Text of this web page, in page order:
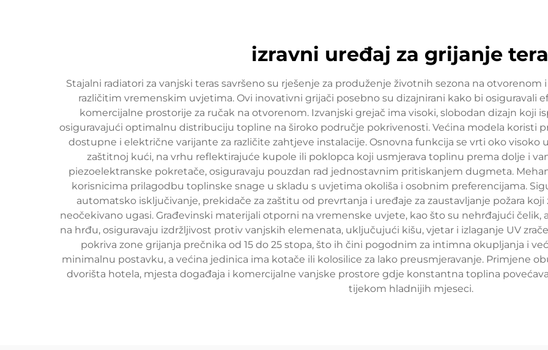
izravni uređaj za grijanje
Stajalni radiatori za vanjski teras savršeno su rješenje za produženje životnih sezona na
različitim vremenskim uvjetima. Ovi inovativni grijači posebno su dizajnirani kako bi osiguravali
komercijalne prostorije za ručak na otvorenom. Izvanjski grejač ima visoki, slobodan dizajn koji
osiguravajući optimalnu distribuciju topline na široko područje pokrivenosti. Većina modela koristi
dostupne i električne varijante za različite zahtjeve instalacije. Osnovna funkcija se vrti oko
zaštitnoj kući, na vrhu reflektirajuće kupole ili poklopca koji usmjerava toplinu prema dolje i
piezoelektranske pokretače, osiguravaju pouzdan rad jednostavnim pritiskanjem dugmeta.
korisnicima prilagodbu toplinske snage u skladu s uvjetima okoliša i osobnim preferencijama.
automatsko isključivanje, prekidače za zaštitu od prevrtanja i uređaje za zaustavljanje požara
neočekivano ugasi. Građevinski materijali otporni na vremenske uvjete, kao što su nehrđajući
na hrđu, osiguravaju izdržljivost protiv vanjskih elemenata, uključujući kišu, vjetar i izlaganje UV
pokriva zone grijanja prečnika od 15 do 25 stopa, što ih čini pogodnim za intimna okupljanja i
minimalnu postavku, a većina jedinica ima kotače ili kolosilice za lako preusmjeravanje. Primjene
dvorišta hotela, mjesta događaja i komercijalne vanjske prostore gdje konstantna toplina
tijekom hladnijih mjeseci.